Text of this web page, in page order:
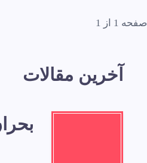
صفحه 1 از 1
آخرین مقالات